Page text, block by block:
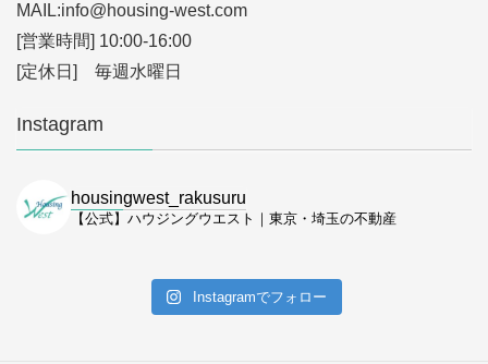
MAIL:info@housing-west.com
[営業時間] 10:00-16:00
[定休日] 毎週水曜日
Instagram
housingwest_rakusuru
【公式】ハウジングウエスト｜東京・埼玉の不動産
Instagramでフォロー